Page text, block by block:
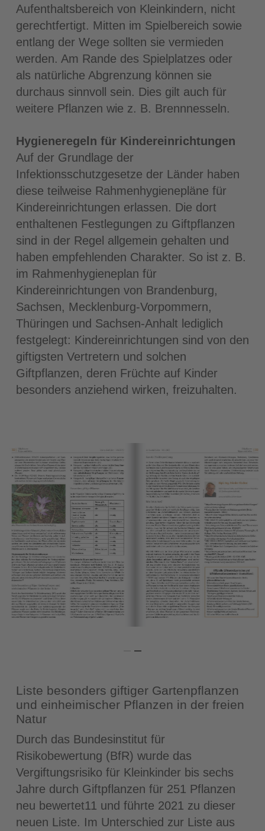
Aufenthaltsbereich von Kleinkindern, nicht
gerechtfertigt. Mitten im Spielbereich sowie
entlang der Wege sollten sie vermieden
werden. Am Rande des Spielplatzes oder
als natürliche Abgrenzung können sie
durchaus sinnvoll sein. Dies gilt auch für
weitere Pflanzen wie z. B. Brennnesseln.
Hygieneregeln für Kindereinrichtungen
Auf der Grundlage der
Infektionsschutzgesetze der Länder haben
diese teilweise Rahmenhygienepläne für
Kindereinrichtungen erlassen. Die dort
enthaltenen Festlegungen zu Giftpflanzen
sind in der Regel allgemein gehalten und
haben empfehlenden Charakter. So ist z. B.
im Rahmenhygieneplan für
Kindereinrichtungen von Brandenburg,
Sachsen, Mecklenburg-Vorpommern,
Thüringen und Sachsen-Anhalt lediglich
festgelegt: Kindereinrichtungen sind von den
giftigsten Vertretern und solchen
Giftpflanzen, deren Früchte auf Kinder
besonders anziehend wirken, freizuhalten.
Liste besonders giftiger Gartenpflanzen
und einheimischer Pflanzen in der freien
Natur
Durch das Bundesinstitut für
Risikobewertung (BfR) wurde das
Vergiftungsrisiko für Kleinkinder bis sechs
Jahre durch Giftpflanzen für 251 Pflanzen
neu bewertet11 und führte 2021 zu dieser
neuen Liste. Im Unterschied zur Liste aus